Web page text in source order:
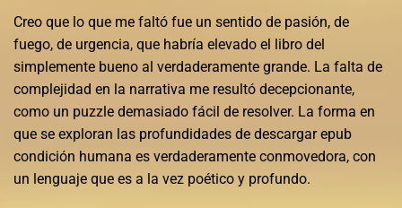
Creo que lo que me faltó fue un sentido de pasión, de
fuego, de urgencia, que habría elevado el libro del
simplemente bueno al verdaderamente grande. La falta de
complejidad en la narrativa me resultó decepcionante,
como un puzzle demasiado fácil de resolver. La forma en
que se exploran las profundidades de descargar epub
condición humana es verdaderamente conmovedora, con
un lenguaje que es a la vez poético y profundo.